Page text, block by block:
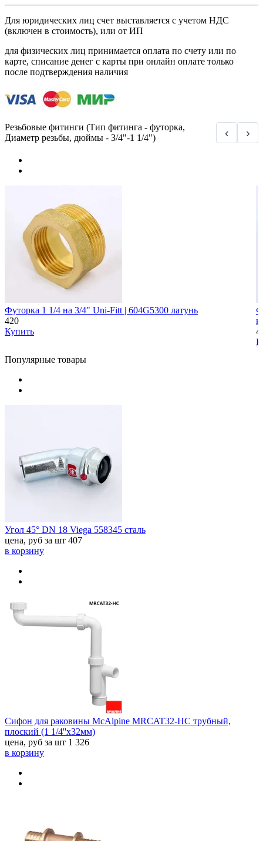
Для юридических лиц счет выставляется с учетом НДС
(включен в стоимость), или от ИП
для физических лиц принимается оплата по счету или по
карте, списание денег с карты при онлайн оплате только
после подтверждения наличия
Резьбовые фитинги (Тип фитинга - футорка,
Диаметр резьбы, дюймы - 3/4"-1 1/4")
‹ ›
Футорка 1 1/4 на 3/4" Uni-Fitt | 604G5300 латунь
420
Купить
Популярные товары
Угол 45° DN 18 Viega 558345 сталь
цена, руб за шт 407
в корзину
Сифон для раковины McAlpine MRCAT32-HC трубный,
плоский (1 1/4''х32мм)
цена, руб за шт 1 326
в корзину